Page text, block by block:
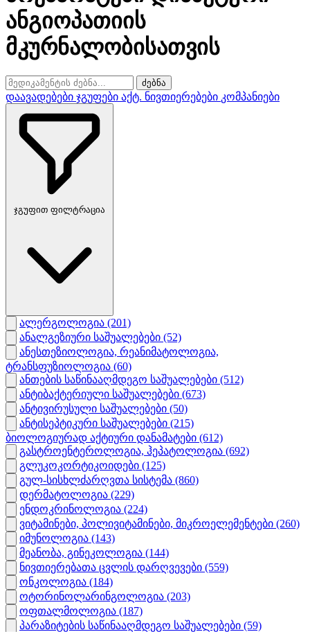
ანგიოპათიის
მკურნალობისათვის
ძებნა
დაავადებები ჯგუფები აქტ. ნივთიერებები კომპანიები
ჯგუფით ფილტრაცია
ალერგოლოგია (201)
ანალგეზიური საშუალებები (52)
ანესთეზიოლოგია, რეანიმატოლოგია,
ტრანსფუზიოლოგია (60)
ანთების საწინააღმდეგო საშუალებები (512)
ანტიბაქტერიული საშუალებები (673)
ანტივირუსული საშუალებები (50)
ანტისეპტიკური საშუალებები (215)
ბიოლოგიურად აქტიური დანამატები (612)
გასტროენტეროლოგია, ჰეპატოლოგია (692)
გლუკოკორტიკოიდები (125)
გულ-სისხლძარღვთა სისტემა (860)
დერმატოლოგია (229)
ენდოკრინოლოგია (224)
ვიტამინები, პოლივიტამინები, მიკროელემენტები (260)
იმუნოლოგია (143)
მეანობა, გინეკოლოგია (144)
ნივთიერებათა ცვლის დარღვევები (559)
ონკოლოგია (184)
ოტორინოლარინგოლოგია (203)
ოფთალმოლოგია (187)
პარაზიტების საწინააღმდეგო საშუალებები (59)